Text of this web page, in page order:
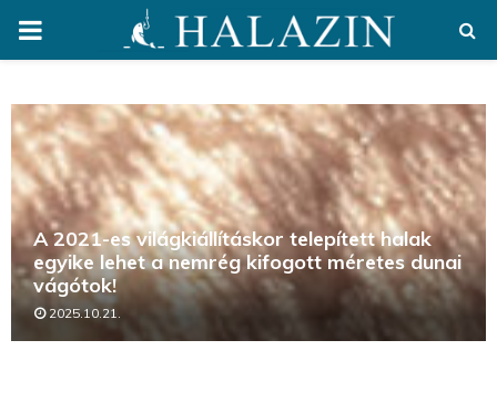
PRIMARY
A 2021-es világkiállításkor telepített halak
egyike lehet a nemrég kifogott méretes dunai
vágótok!
2025.10.21.